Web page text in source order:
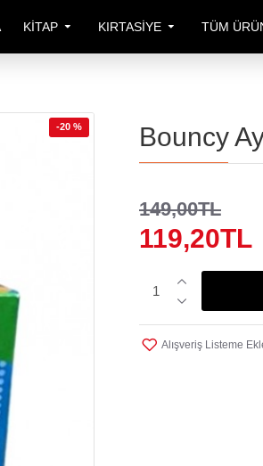
KITAP KIRTASIYE TÜM
-20 % Bouncy
119,20TL
149,00TL
Alışveriş Listeme